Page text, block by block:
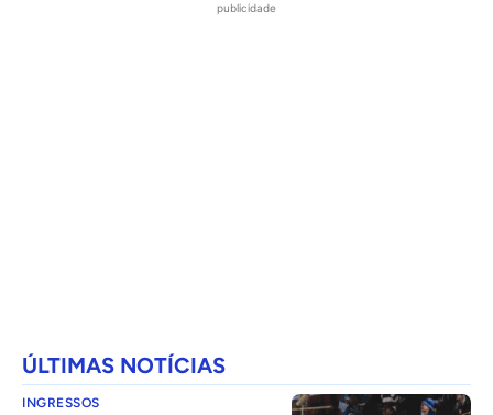
publicidade
ÚLTIMAS NOTÍCIAS
INGRESSOS